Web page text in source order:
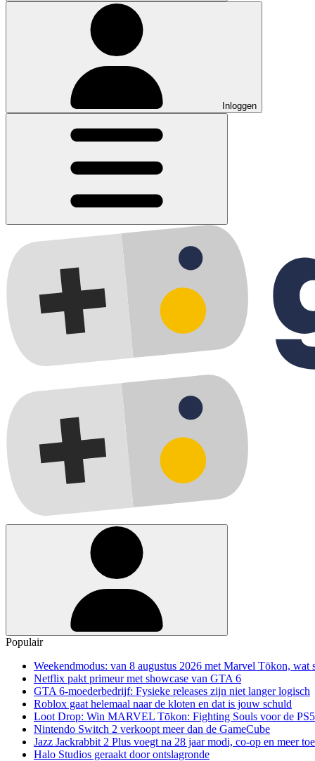
Inloggen
Populair
Weekendmodus: van 8 augustus 2026 met Marvel Tōkon, wat
Netflix pakt primeur met showcase van GTA 6
GTA 6-moederbedrijf: Fysieke releases zijn niet langer logisch
Roblox gaat helemaal naar de kloten en dat is jouw schuld
Loot Drop: Win MARVEL Tōkon: Fighting Souls voor de PS5
Nintendo Switch 2 verkoopt meer dan de GameCube
Jazz Jackrabbit 2 Plus voegt na 28 jaar modi, co-op en meer toe
Halo Studios geraakt door ontslagronde